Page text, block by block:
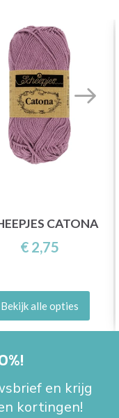
CATONA
€ 2,75
Bekijk alle opties
en krijg
kortingen!